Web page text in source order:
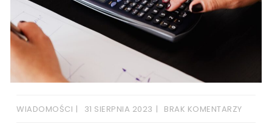
WIADOMOŚCI 31 SIERPNIA 2023 BRAK KOMENTARZY